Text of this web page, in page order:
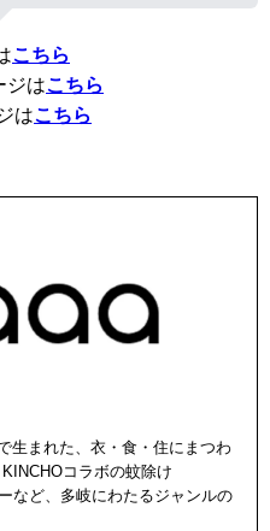
こちら
ジはこちら
はこちら
生まれた、衣・食・住にまつわ
コラボの蚊除け
など、多岐にわたるジャンルの